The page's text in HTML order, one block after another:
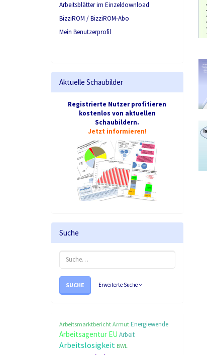
Arbeitsblätter im Einzeldownload
BizziROM / BizziROM-Abo
Mein Benutzerprofil
Aktuelle Schaubilder
Registrierte Nutzer profitieren
kostenlos von aktuellen
Schaubildern.
Jetzt informieren!
Suche
SUCHE Erweiterte Suche
Arbeitsmarktbericht Armut Energiewende
Arbeitsagentur EU Arbeit
Arbeitslosigkeit BWL